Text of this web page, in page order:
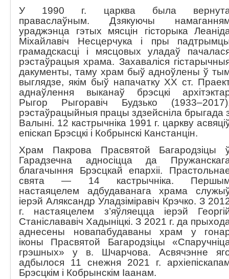
У 1990 г. царква была
праваслаўным. Дзякуючы
ураджэнца гэтых мясцін гісторыка
Міхайлавіч Несцерчука і пры
грамадскасці і мясцовых уладаў
рэстаўрацыя храма. Захаваліся
дакументы, таму храм быў адноўлены ў
выглядзе, якім быў напачатку ХХ ст.
аднаўлення выканаў брэсцкі
Рыгор Рыгоравіч Будзько
рэстаўрацыйныя працы здзейсніла брыгада
Валыні. 12 кастрычніка 1991 г. царкву
епіскап Брэсцкі і Кобрынскі Канстанцін.
Храм Пакрова Прасвятой Багародзіцы
Гарадзечна адносіцца да
благачыння Брэсцкай епархіі.
свята — 14 кастрычніка.
настаяцелем адбудаванага храма
іерэй Аляксандр Уладзіміравіч Крэчко. З
г. настаяцелем з’яўляецца іерэй
Станіслававіч Хадыніцкі. З 2021 г. да
аднесены новапабудаваны храм у
іконы Прасвятой Багародзіцы
грэшных» у в. Шчарчова. Асвячэнне
адбылося 11 снежня 2021 г.
Брэсцкім і Кобрынскім Іаанам.